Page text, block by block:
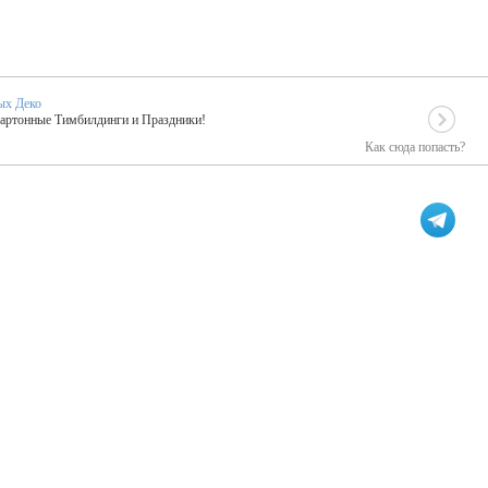
Как сюда попасть?
Деко
Тимбилдинги и Праздники!
зарубежных артистах